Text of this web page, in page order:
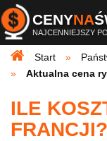
CENYNA
NAJCENNIEJSZY
Start
Aktualna cena
ILE
FRANCJI?